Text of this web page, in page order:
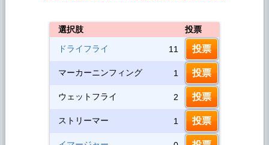
選択肢
投票
ドライフライ
11
マーカーニンフィング 1
ウェットフライ 2
ストリーマー 1